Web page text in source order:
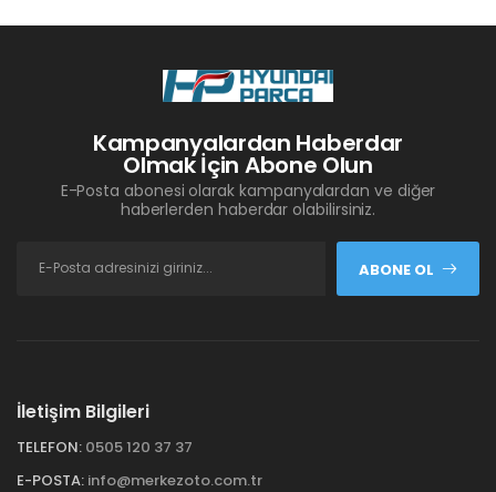
Kampanyalardan Haberdar
Olmak İçin Abone Olun
E-Posta abonesi olarak kampanyalardan ve diğer
haberlerden haberdar olabilirsiniz.
ABONE OL
İletişim Bilgileri
TELEFON: 0505 120 37 37
E-POSTA: info@merkezoto.com.tr